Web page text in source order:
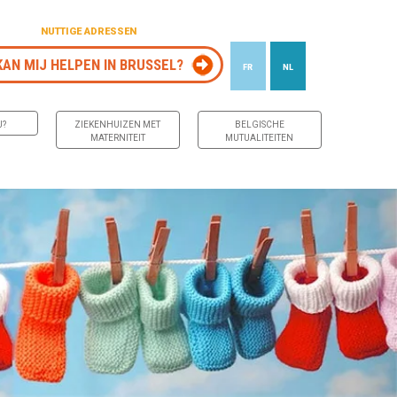
NUTTIGE ADRESSEN
MIJ HELPEN IN BRUSSEL? FR NL
ZIEKENHUIZEN MET
MATERNITEIT
BELGISCHE
MUTUALITEITEN